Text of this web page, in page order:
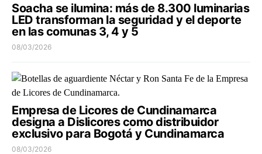
Soacha se ilumina: más de 8.300 luminarias
LED transforman la seguridad y el deporte
en las comunas 3, 4 y 5
08/03/2026
Empresa de Licores de Cundinamarca
designa a Dislicores como distribuidor
exclusivo para Bogotá y Cundinamarca
08/03/2026